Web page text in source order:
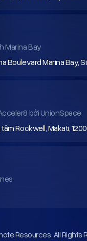
Marina Bay
Boulevard Marina Bay,
bởi UnionSpace
tâm Rockwell, Makati,
Resources. All Rights